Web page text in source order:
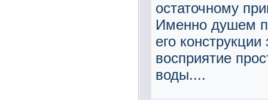
остаточному
Именно душем
его
восприятие
воды....